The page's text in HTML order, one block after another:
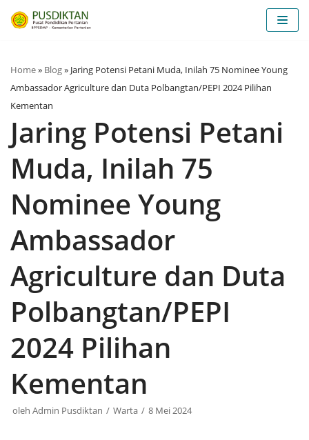
Lompat
ke
Home» Blog» Jaring Potensi Petani Muda, Inilah 75 Nominee Young
Ambassador Agriculture dan Duta Polbangtan/PEPI 2024 Pilihan
Kementan
Jaring Potensi Petani
Muda, Inilah 75
Nominee Young
Ambassador
Agriculture dan Duta
Polbangtan/PEPI
2024 Pilihan
Kementan
oleh Admin Pusdiktan Warta 8 Mei 2024